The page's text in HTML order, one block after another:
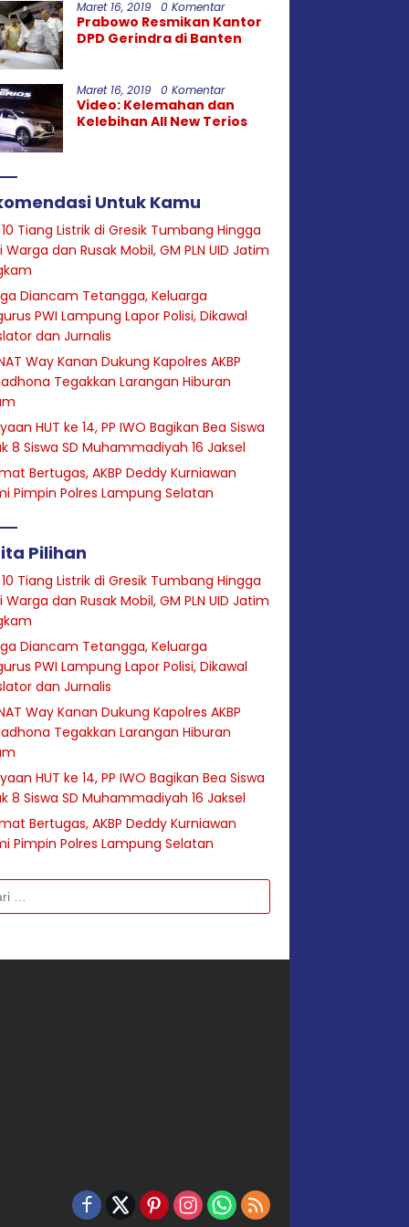
Maret 16, 2019 0 Komentar
Prabowo Resmikan Kantor
DPD Gerindra di Banten
Maret 16, 2019 0 Komentar
Video: Kelemahan dan
Kelebihan All New Terios
Untuk Kamu
Tiang Listrik di Gresik Tumbang Hingga
Warga dan Rusak Mobil, GM PLN UID Jatim
Diancam Tetangga, Keluarga
PWI Lampung Lapor Polisi, Dikawal
dan Jurnalis
Way Kanan Dukung Kapolres AKBP
Tegakkan Larangan Hiburan
HUT ke 14, PP IWO Bagikan Bea Siswa
8 Siswa SD Muhammadiyah 16 Jaksel
Bertugas, AKBP Deddy Kurniawan
Pimpin Polres Lampung Selatan
Pilihan
Tiang Listrik di Gresik Tumbang Hingga
Warga dan Rusak Mobil, GM PLN UID Jatim
Diancam Tetangga, Keluarga
PWI Lampung Lapor Polisi, Dikawal
dan Jurnalis
Way Kanan Dukung Kapolres AKBP
Tegakkan Larangan Hiburan
HUT ke 14, PP IWO Bagikan Bea Siswa
8 Siswa SD Muhammadiyah 16 Jaksel
Bertugas, AKBP Deddy Kurniawan
Pimpin Polres Lampung Selatan